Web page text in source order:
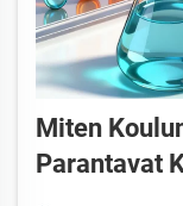
Miten
Parantavat